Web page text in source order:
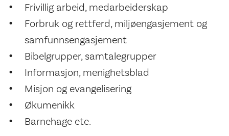
Frivillig arbeid, medarbeiderskap
Forbruk og rettferd, miljøengasjement og
samfunnsengasjement
Bibelgrupper, samtalegrupper
Informasjon, menighetsblad
Misjon og evangelisering
Økumenikk
Barnehage etc.